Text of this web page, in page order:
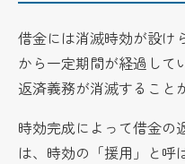
借金には消滅時効が設け
から一定期間が経過して
返済義務が消滅すること
時効完成によって借金の
は、時効の「援用」と呼